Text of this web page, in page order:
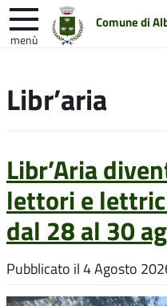
Comune di
menù
sitoLibr’aria
Libr’Aria
lettori e
dal 28 al 30
Pubblicato il 4 Agosto